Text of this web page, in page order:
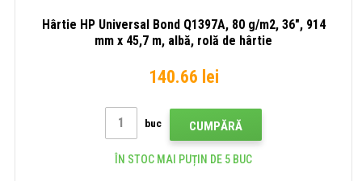
Hârtie HP Universal Bond Q1397A, 80 g/m2, 36", 914
mm x 45,7 m, albă, rolă de hârtie
140.66 lei
buc CUMPĂRĂ
ÎN STOC MAI PUȚIN DE 5 BUC